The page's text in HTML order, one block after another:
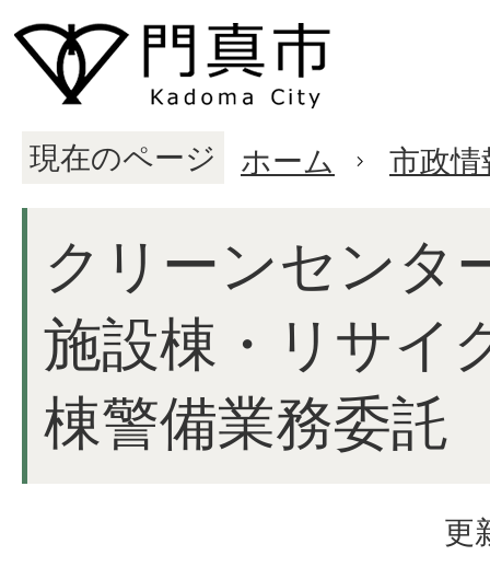
現在のページ ホーム 市政情
クリーンセンタ
施設棟・リサイ
棟警備業務委託
更